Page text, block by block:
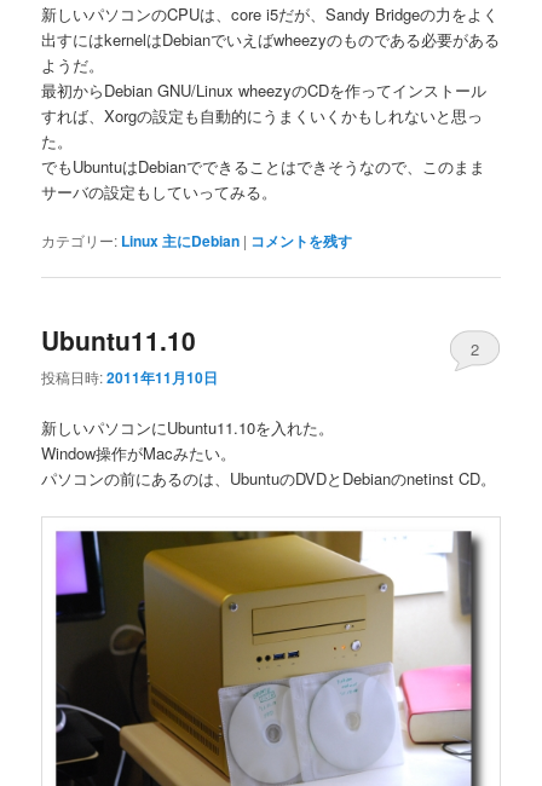
新しいパソコンのCPUは、core i5だが、Sandy Bridgeの力をよく
出すにはkernelはDebianでいえばwheezyのものである必要がある
ようだ。
最初からDebian GNU/Linux wheezyのCDを作ってインストール
すれば、Xorgの設定も自動的にうまくいくかもしれないと思っ
た。
でもUbuntuはDebianでできることはできそうなので、このまま
サーバの設定もしていってみる。
カテゴリー: Linux 主にDebian | コメントを残す
Ubuntu11.10
投稿日時:2011年11月10日
2
新しいパソコンにUbuntu11.10を入れた。
Window操作がMacみたい。
パソコンの前にあるのは、UbuntuのDVDとDebianのnetinst CD。